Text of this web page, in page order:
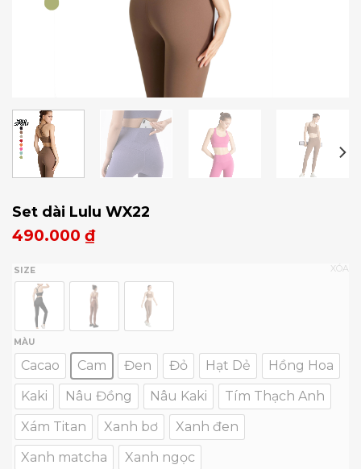
Set dài Lulu WX22
490.000 ₫
SIZE
MÀU
Cacao Cam Đen Đỏ Hạt Dẻ
Hồng Hoa
Kaki
Nâu Đồng Nâu Kaki
Tím Thạch Anh
Xám Titan
Xanh bơ
Xanh đen
Xanh matcha
Xanh ngọc
XÓA